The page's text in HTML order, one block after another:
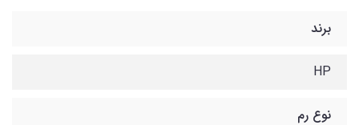
برند
HP
نوع رم